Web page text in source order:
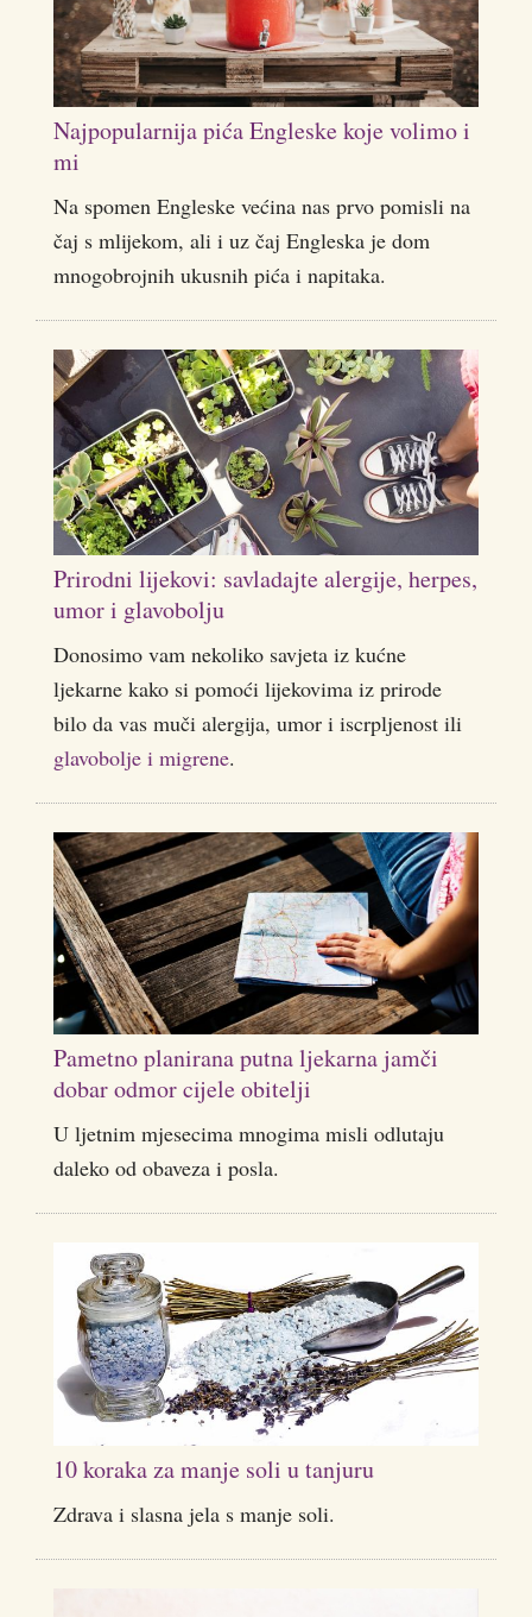
Najpopularnija pića Engleske koje volimo i
mi
Na spomen Engleske većina nas prvo pomisli na
čaj s mlijekom, ali i uz čaj Engleska je dom
mnogobrojnih ukusnih pića i napitaka.
Prirodni lijekovi: savladajte alergije, herpes,
umor i glavobolju
Donosimo vam nekoliko savjeta iz kućne
ljekarne kako si pomoći lijekovima iz prirode
bilo da vas muči alergija, umor i iscrpljenost ili
glavobolje i migrene.
Pametno planirana putna ljekarna jamči
dobar odmor cijele obitelji
U ljetnim mjesecima mnogima misli odlutaju
daleko od obaveza i posla.
10 koraka za manje soli u tanjuru
Zdrava i slasna jela s manje soli.